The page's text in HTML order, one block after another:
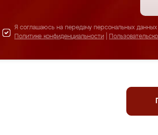
Я соглашаюсь на передачу персональных данных
Политике конфиденциальности